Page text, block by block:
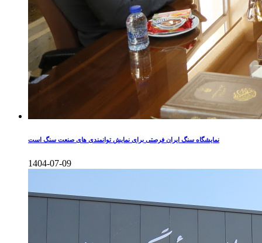
نمایشگاه سنگ ایران فرصتی برای نمایش توانمندی های صنعت سنگ است
1404-07-09